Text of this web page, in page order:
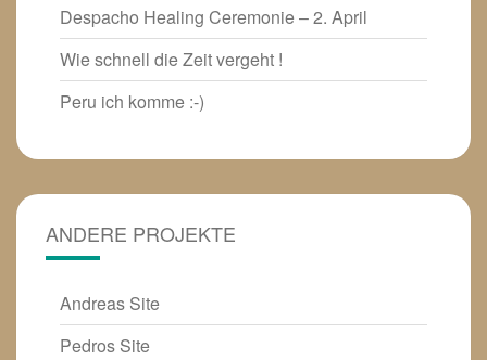
Despacho Healing Ceremonie – 2. April
Wie schnell die Zeit vergeht !
Peru ich komme :-)
ANDERE PROJEKTE
Andreas Site
Pedros Site